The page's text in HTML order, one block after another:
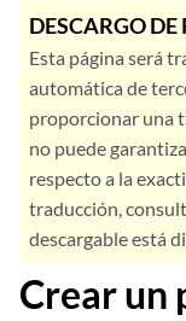
DESCARGO
Esta página será
automática de
proporcionar una
no puede
respecto a la
traducción,
descargable está
Crear un